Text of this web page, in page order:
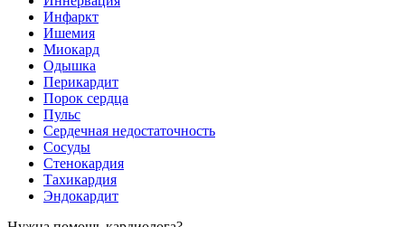
Инфаркт
Ишемия
Миокард
Одышка
Перикардит
Порок сердца
Пульс
Сердечная недостаточность
Сосуды
Стенокардия
Тахикардия
Эндокардит